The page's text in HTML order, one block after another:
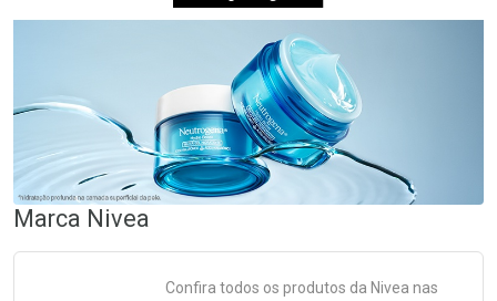
Marca Nivea
Confira todos os produtos da Nivea nas